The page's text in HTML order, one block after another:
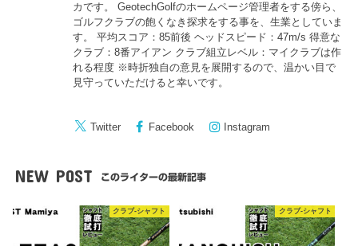
カです。 GeotechGolfのホームページ管理者をする傍ら、
ゴルフクラブの飽くなき探求をする事を、生業としていま
す。 平均スコア：85前後 ヘッドスピード：47m/s 得意な
クラブ：8番アイアン クラブ組立レベル：マイクラブは作
れる程度 ※時折独自の意見を展開するので、温かい目で
見守っていただけると幸いです。
Twitter Facebook Instagram
NEW POST このライターの最新記事
クラブ-シャフト クラブ-シャフト